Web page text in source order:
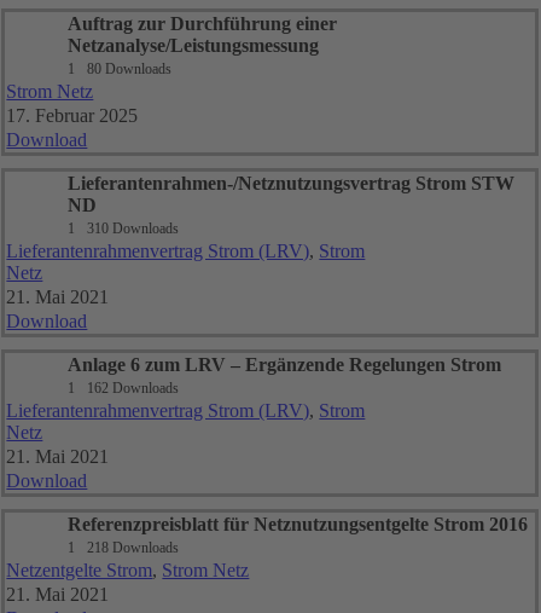
Auftrag zur Durchführung einer
Netzanalyse/Leistungsmessung
1 80 Downloads
Strom Netz
17. Februar 2025
Download
Lieferantenrahmen-/Netznutzungsvertrag Strom STW
ND
1 310 Downloads
Lieferantenrahmenvertrag Strom (LRV), Strom
Netz
21. Mai 2021
Download
Anlage 6 zum LRV – Ergänzende Regelungen Strom
1 162 Downloads
Lieferantenrahmenvertrag Strom (LRV), Strom
Netz
21. Mai 2021
Download
Referenzpreisblatt für Netznutzungsentgelte Strom 2016
1 218 Downloads
Netzentgelte Strom, Strom Netz
21. Mai 2021